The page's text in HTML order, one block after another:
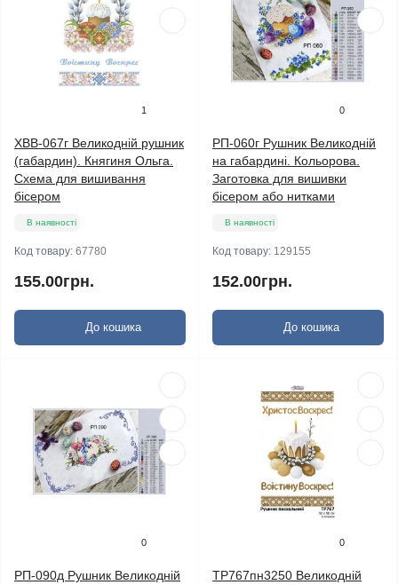
1
ХВВ-067г Великодній рушник
(габардин). Княгиня Ольга.
Схема для вишивання
бісером
В наявності
Код товару: 67780
155.00грн.
До кошика
0
РП-060г Рушник Великодній
на габардині. Кольорова.
Заготовка для вишивки
бісером або нитками
В наявності
Код товару: 129155
152.00грн.
До кошика
0
РП-090д Рушник Великодній
0
ТР767пн3250 Великодній